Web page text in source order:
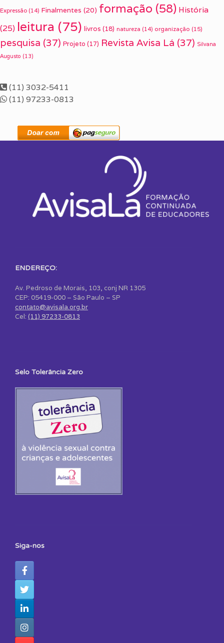
Expressão (14) Finalmentes (20) formação (58) História
(25) leitura (75) livros (18) natureza (14) organização (15)
pesquisa (37) Projeto (17) Revista Avisa Lá (37) Silvana
Augusto (13)
(11) 3032-5411
(11) 97233-0813
ENDEREÇO:
Av. Pedroso de Morais, 103, conj NR 1305
CEP: 05419-000 – São Paulo – SP
contato@avisala.org.br
Cel: (11) 97233-0813
Selo Tolerância Zero
Siga-nos